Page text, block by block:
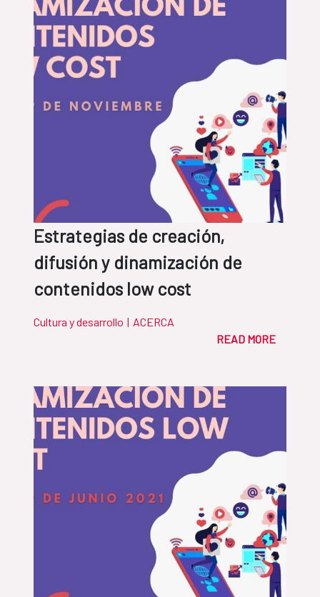
Estrategias de creación,
difusión y dinamización de
contenidos low cost
Cultura y desarrollo | ACERCA
READ MORE